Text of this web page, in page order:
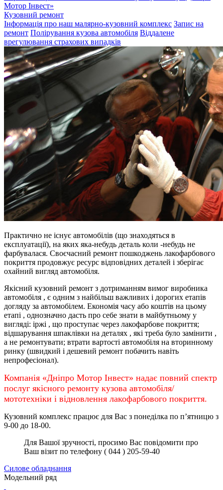
Мотор Інвест»
Кузовний ремонт
Інформація про наш малярно-кузовний комплекс Запис на
ремонт Полірування кузова автомобіля Віддалене
врегулювання страхових випадків
Практично не існує автомобілів (що знаходяться в
експлуатації), на яких яка-небудь деталь коли -небудь не
фарбувалася. Своєчасний ремонт пошкоджень лакофарбового
покриття продовжує ресурс відповідних деталей і зберігає
охайний вигляд автомобіля.
Якісний кузовний ремонт з дотриманням вимог виробника
автомобіля , є одним з найбільш важливих і дорогих етапів
догляду за автомобілем. Економія часу або коштів на цьому
етапі , однозначно дасть про себе знати в майбутньому у
вигляді: іржі , що проступає через лакофарбове покриття;
відшарування шпаклівки на деталях , які треба було замінити ,
а не ремонтувати; втрати вартості автомобіля на вторинному
ринку (швидкий і дешевий ремонт побачить навіть
непрофесіонал).
Компанія «Дніпро Мотор Інвест» надає повний спектр
послуг якісного ремонту кузова автомобіля/
мототехніки і відновлення лакофарбового покриття.
Кузовний комплекс працює для Вас з понеділка по п’ятницю з
9-00 до 18-00.
Для Вашої зручності, просимо Вас повідомити про
Ваш візит по телефону ( 044 ) 205-59-40
Силове обладнання
Модельний ряд